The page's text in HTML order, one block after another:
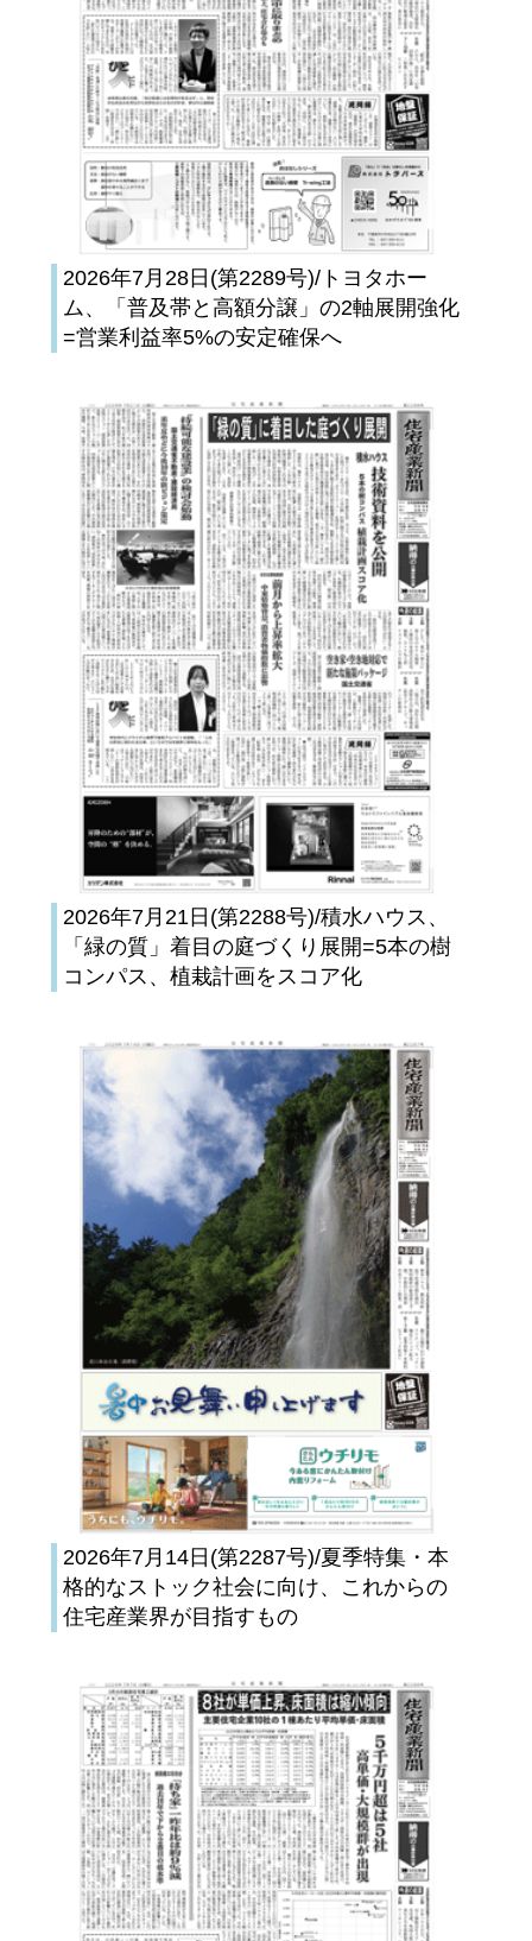
2026年7月28日(第2289号)/トヨタホー
ム、「普及帯と高額分譲」の2軸展開強化
=営業利益率5%の安定確保へ
2026年7月21日(第2288号)/積水ハウス、
「緑の質」着目の庭づくり展開=5本の樹
コンパス、植栽計画をスコア化
2026年7月14日(第2287号)/夏季特集・本
格的なストック社会に向け、これからの
住宅産業界が目指すもの